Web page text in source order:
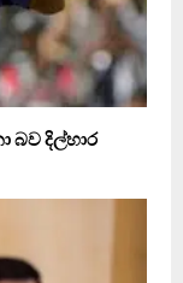
බව දිල්හාර